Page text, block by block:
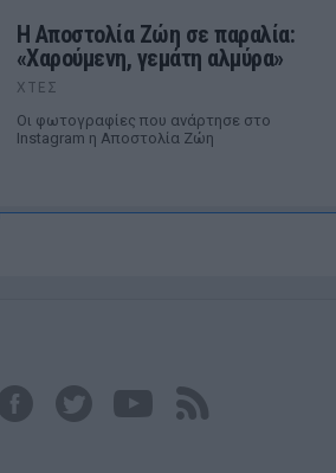
Η Αποστολία Ζώη σε παραλία:
«Χαρούμενη, γεμάτη αλμύρα»
ΧΤΕΣ
Οι φωτογραφίες που ανάρτησε στο
Instagram η Αποστολία Ζώη